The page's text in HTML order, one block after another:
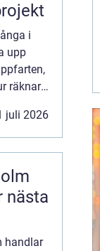
i
upp
räknar
juli 2026
nästa
handlar